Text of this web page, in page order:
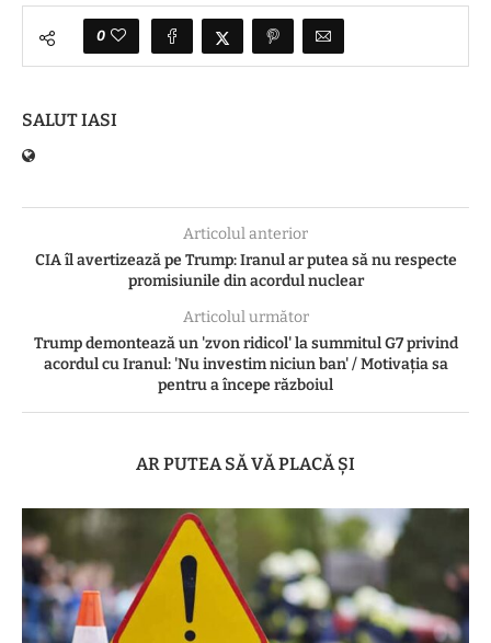
0
SALUT IASI
Articolul anterior
CIA îl avertizează pe Trump: Iranul ar putea să nu respecte
promisiunile din acordul nuclear
Articolul următor
Trump demontează un 'zvon ridicol' la summitul G7 privind
acordul cu Iranul: 'Nu investim niciun ban' / Motivaţia sa
pentru a începe războiul
AR PUTEA SĂ VĂ PLACĂ ȘI